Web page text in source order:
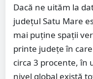
Dacă ne uităm la
județul Satu Mare
mai puține spații
printe județe în
circa 3 procente, în
nivel global există